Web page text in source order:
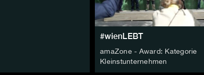
#wienLEBT
amaZone - Award: Kategorie
Kleinstunternehmen